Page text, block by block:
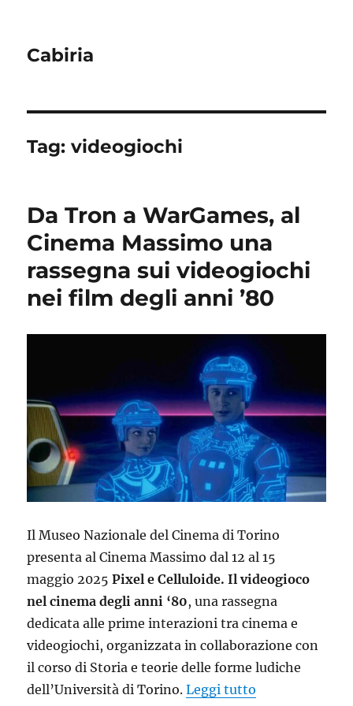
Cabiria
Tag:videogiochi
Da Tron a WarGames, al
Cinema Massimo una
rassegna sui videogiochi
nei film degli anni ’80
Il Museo Nazionale del Cinema di Torino
presenta al Cinema Massimo dal 12 al 15
maggio 2025Pixel e Celluloide. Il videogioco
nel cinema degli anni ‘80, una rassegna
dedicata alle prime interazioni tra cinema e
videogiochi, organizzata in collaborazione con
il corso di Storia e teorie delle forme ludiche
dell’Università di Torino.Leggi tutto